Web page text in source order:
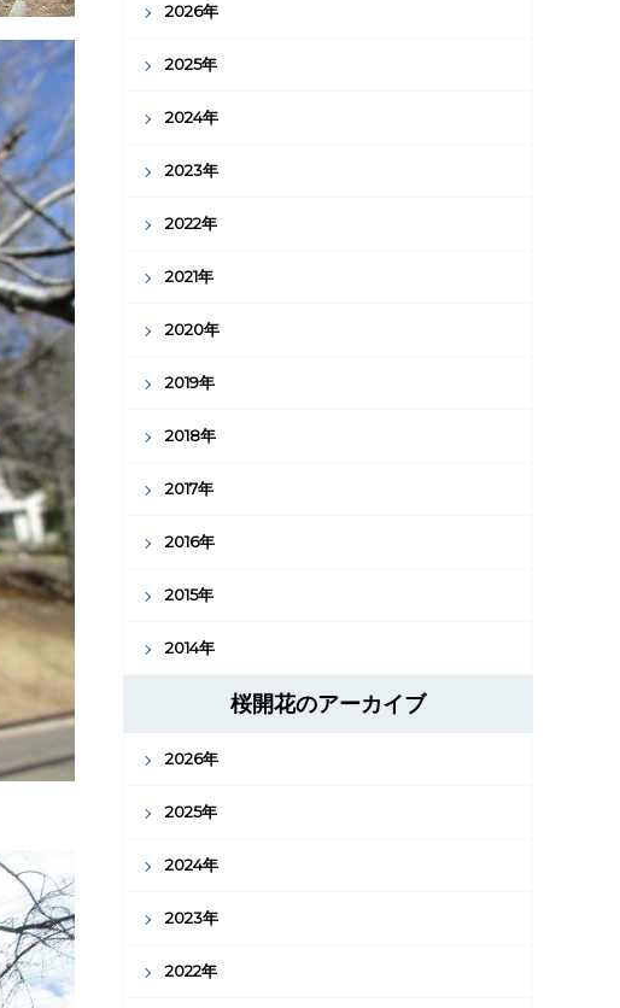
2026年
2025年
2024年
2023年
2022年
2021年
2020年
2019年
2018年
2017年
2016年
2015年
2014年
桜開花のアーカイブ
2026年
2025年
2024年
2023年
2022年